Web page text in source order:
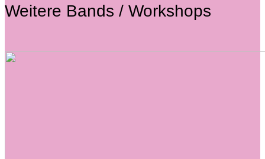
Weitere Bands / Workshops